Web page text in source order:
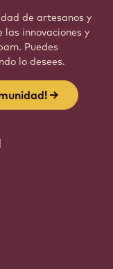
de artesanos y
las innovaciones y
Puedes
lo desees.